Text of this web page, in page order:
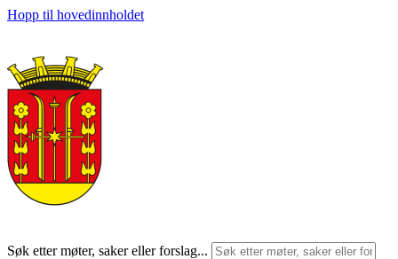
Hopp til hovedinnholdet
Søk etter møter, saker eller forslag...